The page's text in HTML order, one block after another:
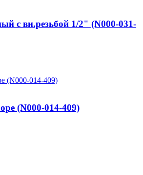
с вн.резьбой 1/2" (N000-031-
(N000-014-409)